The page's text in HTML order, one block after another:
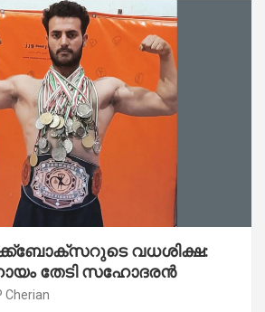
വധശിക്ഷ:
തേടി സഹോദരൻ
Cherian